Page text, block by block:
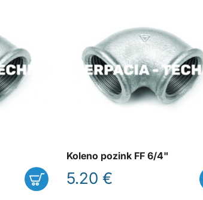
Koleno pozink FF 6/4"
5.20 €